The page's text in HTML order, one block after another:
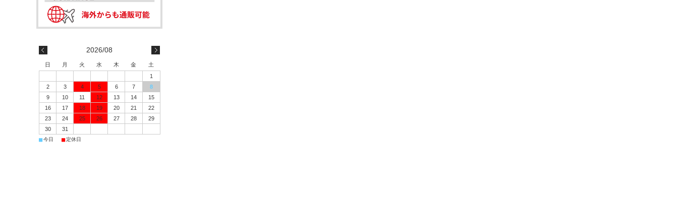
2026/08
日 月 火 水 木 金
土
1
2
3 4 5 6 7
8
9
10 11 12 13 14
15
16
17 18 19 20 21
22
23
24 25 26 27 28
29
30
31
■今日 ■定休日